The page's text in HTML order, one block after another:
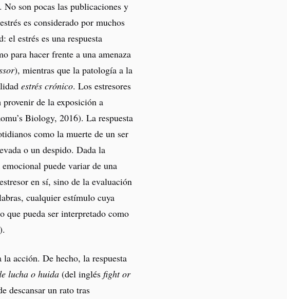
son pocas las publicaciones y
es considerado por muchos
el estrés es una respuesta
para hacer frente a una amenaza
), mientras que la patología a la
estrés crónico. Los estresores
provenir de la exposición a
Biology, 2016). La respuesta
como la muerte de un ser
o un despido. Dada la
puede variar de una
en sí, sino de la evaluación
cualquier estímulo cuya
que pueda ser interpretado como
acción. De hecho, la respuesta
lucha o huida (del inglés fight or
descansar un rato tras